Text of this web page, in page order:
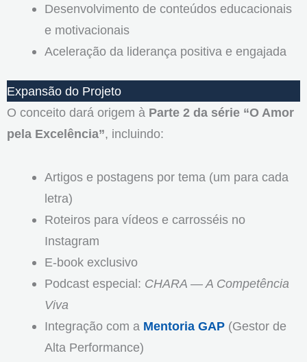
Desenvolvimento de conteúdos educacionais
e motivacionais
Aceleração da liderança positiva e engajada
Expansão do Projeto
O conceito dará origem à Parte 2 da série “O Amor
pela Excelência”, incluindo:
Artigos e postagens por tema (um para cada
letra)
Roteiros para vídeos e carrosséis no
Instagram
E-book exclusivo
Podcast especial: CHARA — A Competência
Viva
Integração com a Mentoria GAP(Gestor de
Alta Performance)